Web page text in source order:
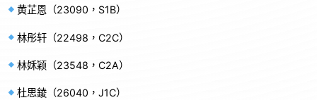
黄芷恩（23090，S1B）
林彤轩（22498，C2C）
林姀颖（23548，C2A）
杜思錂（26040，J1C）